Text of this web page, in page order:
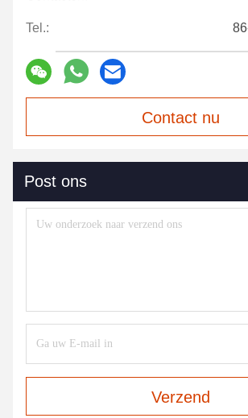
Tel.:
Contact nu
Post ons
Verzend